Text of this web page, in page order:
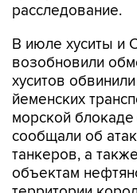
В июле хуситы и
хуситов
йеменских
морской блокаде
сообщали об
танкеров, а
объектам
территории